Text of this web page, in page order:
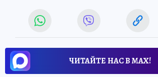
ЧИТАЙТЕ НАС В МАХ!